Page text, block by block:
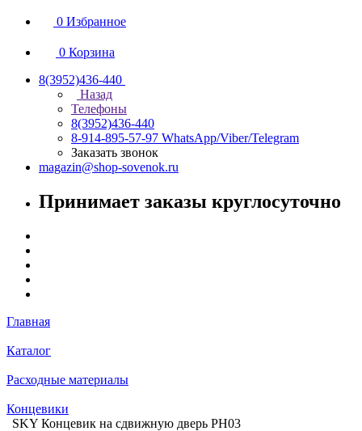
0 Избранное
0 Корзина
8(3952)436-440
Назад
Телефоны
8(3952)436-440
8-914-895-57-97 WhatsApp/Viber/Telegram
Заказать звонок
magazin@shop-sovenok.ru
Принимает заказы круглосуточно
Главная
Каталог
Расходные материалы
Концевики
SKY Концевик на сдвижную дверь PH03